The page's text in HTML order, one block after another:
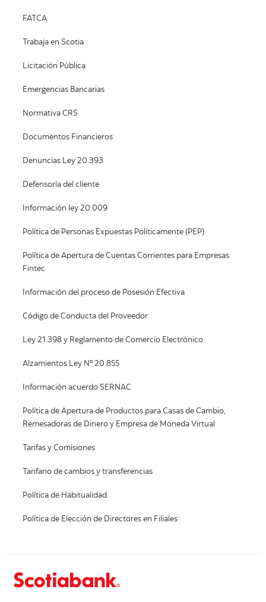
FATCA
Trabaja en Scotia
Licitación Pública
Emergencias Bancarias
Normativa CRS
Documentos Financieros
Denuncias Ley 20.393
Defensoría del cliente
Información ley 20.009
Política de Personas Expuestas Políticamente (PEP)
Política de Apertura de Cuentas Corrientes para Empresas
Fintec
Información del proceso de Posesión Efectiva
Código de Conducta del Proveedor
Ley 21.398 y Reglamento de Comercio Electrónico
Alzamientos Ley Nº 20.855
Información acuerdo SERNAC
Política de Apertura de Productos para Casas de Cambio,
Remesadoras de Dinero y Empresa de Moneda Virtual
Tarifas y Comisiones
Tarifario de cambios y transferencias
Política de Habitualidad
Política de Elección de Directores en Filiales